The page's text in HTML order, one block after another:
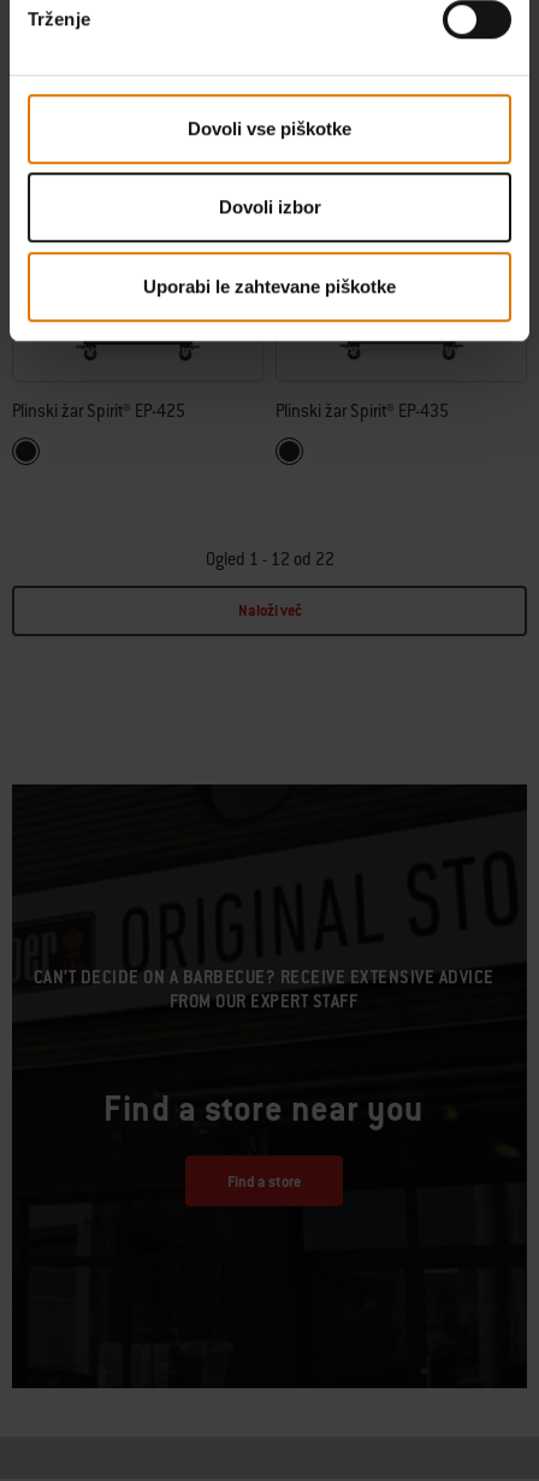
Trženje
Dovoli vse piškotke
Dovoli izbor
Uporabi le zahtevane piškotke
Color Options
Plinski žar Spirit® EP-425
Color Options
Črna
Plinski žar Spirit® EP-435
Color Options
Črna
Ogled 1 - 12 od 22
Naloži več
CAN’T DECIDE ON A BARBECUE? RECEIVE EXTENSIVE ADVICE
FROM OUR EXPERT STAFF
Find a store near you
Find a store